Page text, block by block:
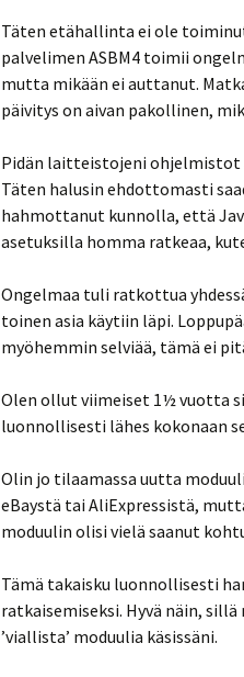
Täten etähallinta ei ole
palvelimen ASBM4 toimii
mutta mikään ei auttanut.
päivitys on aivan pakollinen,
Pidän laitteistojeni ohjelmistot
Täten halusin ehdottomasti
hahmottanut kunnolla, että
asetuksilla homma ratkeaa,
Ongelmaa tuli ratkottua
toinen asia käytiin läpi.
myöhemmin selviää, tämä ei
Olen ollut viimeiset 1½ vuotta
luonnollisesti lähes kokonaan
Olin jo tilaamassa uutta
eBaystä tai AliExpressistä,
moduulin olisi vielä saanut
Tämä takaisku luonnollisesti
ratkaisemiseksi. Hyvä näin,
’viallista’ moduulia käsissäni.